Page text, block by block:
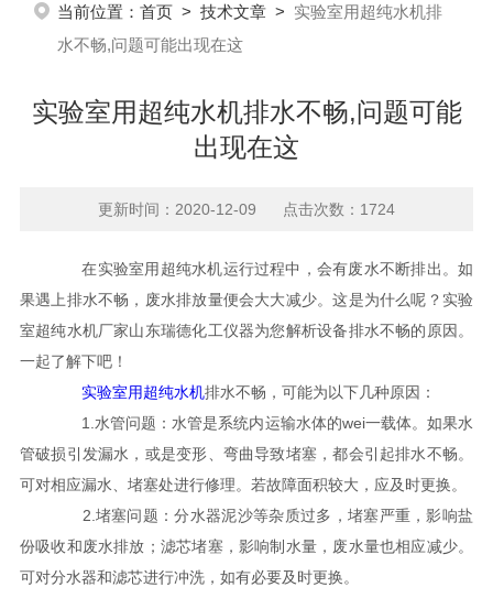
当前位置： 首页> 技术文章> 实验室用超纯水机排
水不畅,问题可能出现在这
实验室用超纯水机排水不畅,问题可能
出现在这
更新时间：2020-12-09 点击次数：1724
在实验室用超纯水机运行过程中，会有废水不断排出。如
果遇上排水不畅，废水排放量便会大大减少。这是为什么呢？实验
室超纯水机厂家山东瑞德化工仪器为您解析设备排水不畅的原因。
一起了解下吧！
实验室用超纯水机排水不畅，可能为以下几种原因：
1.水管问题：水管是系统内运输水体的wei一载体。如果水
管破损引发漏水，或是变形、弯曲导致堵塞，都会引起排水不畅。
可对相应漏水、堵塞处进行修理。若故障面积较大，应及时更换。
2.堵塞问题：分水器泥沙等杂质过多，堵塞严重，影响盐
份吸收和废水排放；滤芯堵塞，影响制水量，废水量也相应减少。
可对分水器和滤芯进行冲洗，如有必要及时更换。